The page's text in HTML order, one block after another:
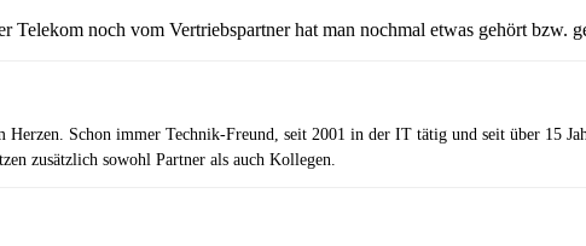
Telekom noch vom Vertriebspartner hat man nochmal etwas gehört bzw.
Herzen. Schon immer Technik-Freund, seit 2001 in der IT tätig und seit über 15
zusätzlich sowohl Partner als auch Kollegen.